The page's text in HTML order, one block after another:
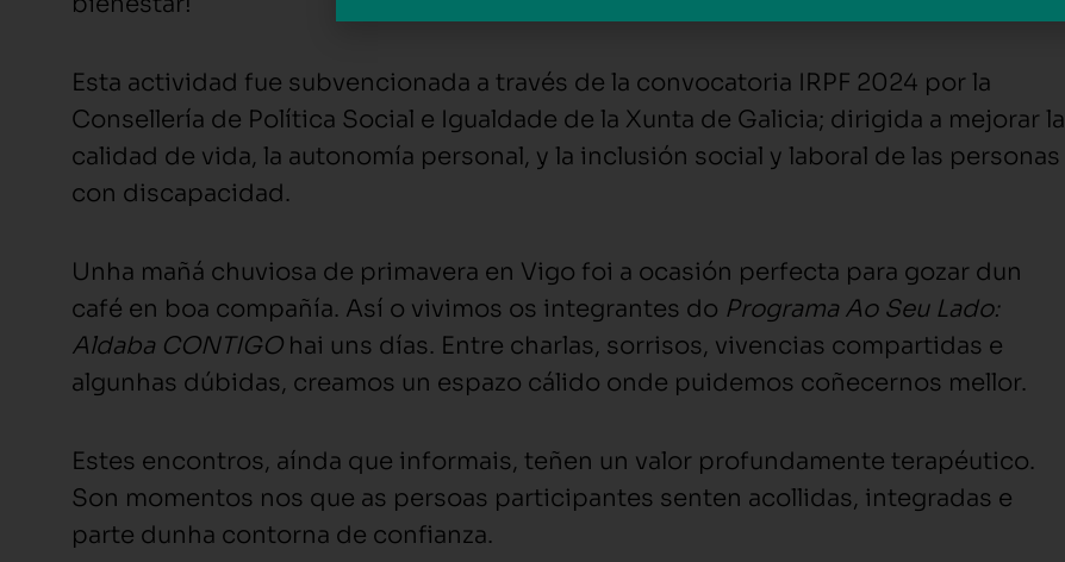
Esta actividad fue subvencionada a través de la convocatoria IRPF 2024 por la
Consellería de Política Social e Igualdade de la Xunta de Galicia; dirigida a mejorar la
calidad de vida, la autonomía personal, y la inclusión social y laboral de las personas
con discapacidad.
Unha mañá chuviosa de primavera en Vigo foi a ocasión perfecta para gozar dun
café en boa compañía. Así o vivimos os integrantes do Programa Ao Seu Lado:
Aldaba CONTIGOhai uns días. Entre charlas, sorrisos, vivencias compartidas e
algunhas dúbidas, creamos un espazo cálido onde puidemos coñecernos mellor.
Estes encontros, aínda que informais, teñen un valor profundamente terapéutico.
Son momentos nos que as persoas participantes senten acollidas, integradas e
parte dunha contorna de confianza.